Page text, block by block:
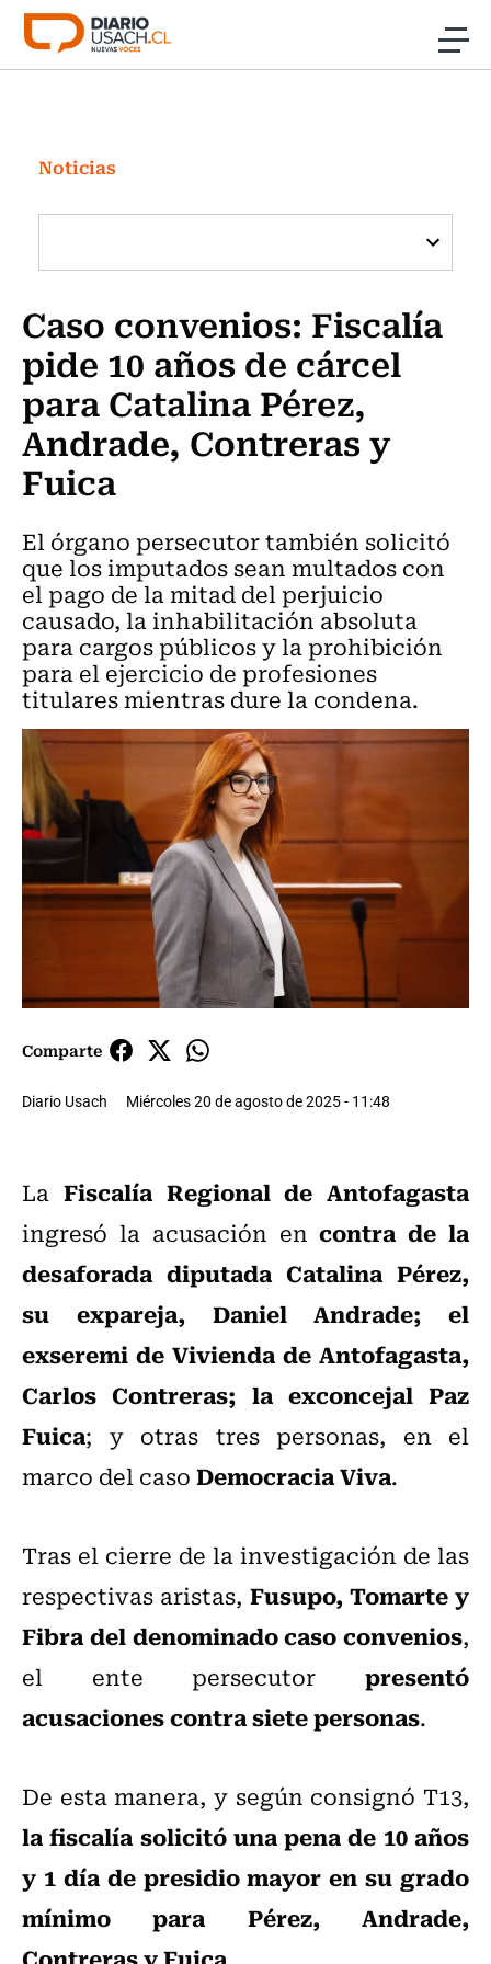
Click acá para ir directamente al contenido
Investigación
Cultura
Programas Radio y TV Usach
Noticias
Caso convenios: Fiscalía
pide 10 años de cárcel
para Catalina Pérez,
Andrade, Contreras y
Fuica
El órgano persecutor también solicitó
que los imputados sean multados con
el pago de la mitad del perjuicio
causado, la inhabilitación absoluta
para cargos públicos y la prohibición
para el ejercicio de profesiones
titulares mientras dure la condena.
Comparte
Diario Usach Miércoles 20 de agosto de 2025 - 11:48
La Fiscalía Regional de Antofagasta
ingresó la acusación encontra de la
desaforada diputada Catalina Pérez,
su expareja, Daniel Andrade; el
exseremi de Vivienda de Antofagasta,
Carlos Contreras; la exconcejal Paz
Fuica; y otras tres personas, en el
marco del casoDemocracia Viva.
Tras el cierre de la investigación de las
respectivas aristas, Fusupo, Tomarte y
Fibra del denominado caso convenios,
el ente persecutor presentó
acusaciones contra siete personas.
De esta manera, y según consignó T13,
la fiscalía solicitó una pena de 10 años
y 1 día de presidio mayor en su grado
mínimo para Pérez, Andrade,